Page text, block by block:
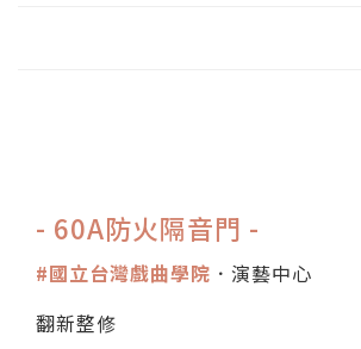
- 60A防火隔音門 -
#國立台灣戲曲學院 ．演藝中心
翻新整修